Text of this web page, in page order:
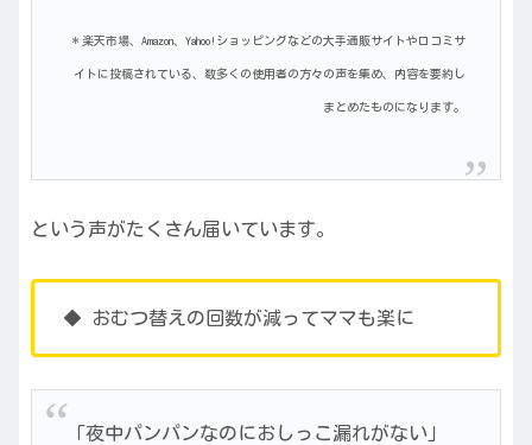
＊楽天市場、Amazon、Yahoo!ショッピングなどの大手通販サイトや口コミサ
イトに投稿されている、数多くの使用者の方々の声を集め、内容を要約し
まとめたものになります。
という声がたくさん届いています。
◆ おむつ替えの回数が減ってママも楽に
「夜中パンパンなのにおしっこ漏れがない」